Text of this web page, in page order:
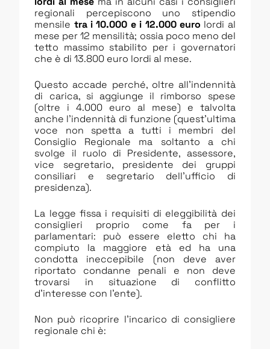
regionali percepiscono uno stipendio
mensile tra i 10.000 e i 12.000 euro lordi al
mese per 12 mensilità; ossia poco meno del
tetto massimo stabilito per i governatori
che è di 13.800 euro lordi al mese.
Questo accade perché, oltre all’indennità
di carica, si aggiunge il rimborso spese
(oltre i 4.000 euro al mese) e talvolta
anche l’indennità di funzione (quest’ultima
voce non spetta a tutti i membri del
Consiglio Regionale ma soltanto a chi
svolge il ruolo di Presidente, assessore,
vice segretario, presidente dei gruppi
consiliari e segretario dell’ufficio di
presidenza).
La legge fissa i requisiti di eleggibilità dei
consiglieri proprio come fa per i
parlamentari: può essere eletto chi ha
compiuto la maggiore età ed ha una
condotta ineccepibile (non deve aver
riportato condanne penali e non deve
trovarsi in situazione di conflitto
d’interesse con l’ente).
Non può ricoprire l’incarico di consigliere
regionale chi è: